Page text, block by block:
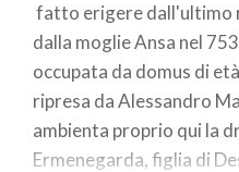
fatto erigere dall'ultimo
dalla moglie Ansa nel 753
occupata da domus di
ripresa da Alessandro
ambienta proprio qui la
Ermenegarda, figlia di